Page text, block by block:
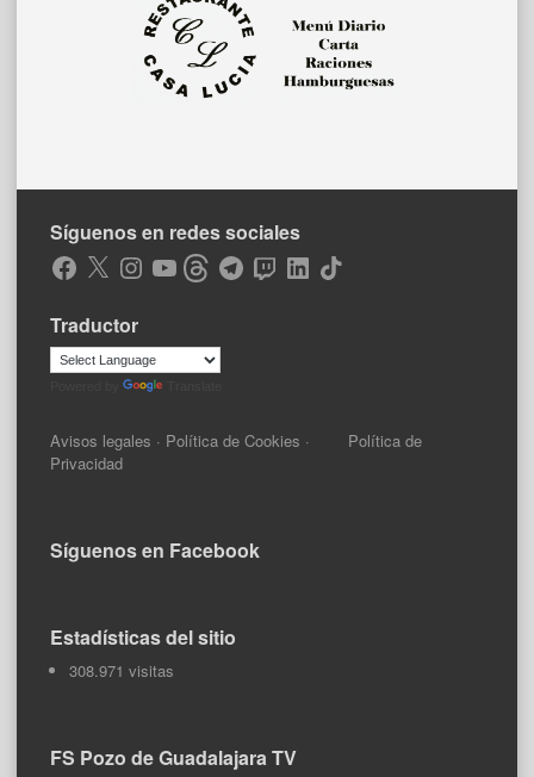
Síguenos en redes sociales
Facebook
X Instagram
YouTubeThreadsTelegramTwitchLinkedIn
TikTok
Traductor
Avisos legales · Política de Cookies · Política de
Privacidad
Síguenos en Facebook
Estadísticas del sitio
308.971 visitas
FS Pozo de Guadalajara TV